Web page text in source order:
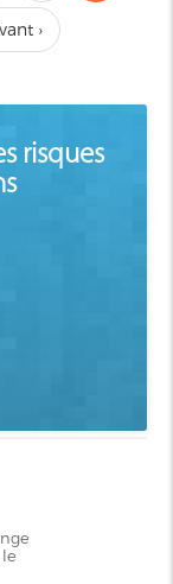
›
risques